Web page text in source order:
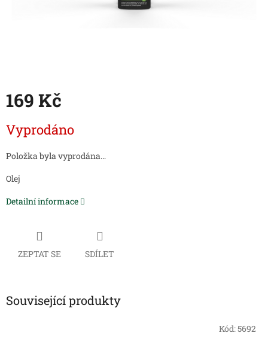
169 Kč
cena:
Vyprodáno
Položka byla vyprodána…
Olej
Detailní informace
ZEPTAT SE SDÍLET
Související produkty
Kód:5692